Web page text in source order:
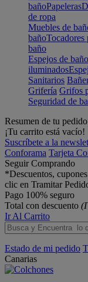
bañoPapeleras
de ropa
Muebles de
bañoTocadores
baño
Espejos de baño
iluminados
Sanitarios
Grifería Grifos
Seguridad de
Resumen de tu pedido
¡Tu carrito está vacío!
Suscríbete a la
Conforama Tarjeta
Seguir Comprando
*Descuentos,
clic en Tramitar
Pago 100% seguro
Total con descuento
Ir Al Carrito
Estado de mi pedido
Canarias